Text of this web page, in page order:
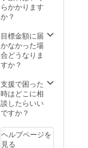
らかかります
か？
目標金額に届
かなかった場
合どうなりま
すか？
支援で困った
時はどこに相
談したらいい
ですか？
ヘルプページを
見る